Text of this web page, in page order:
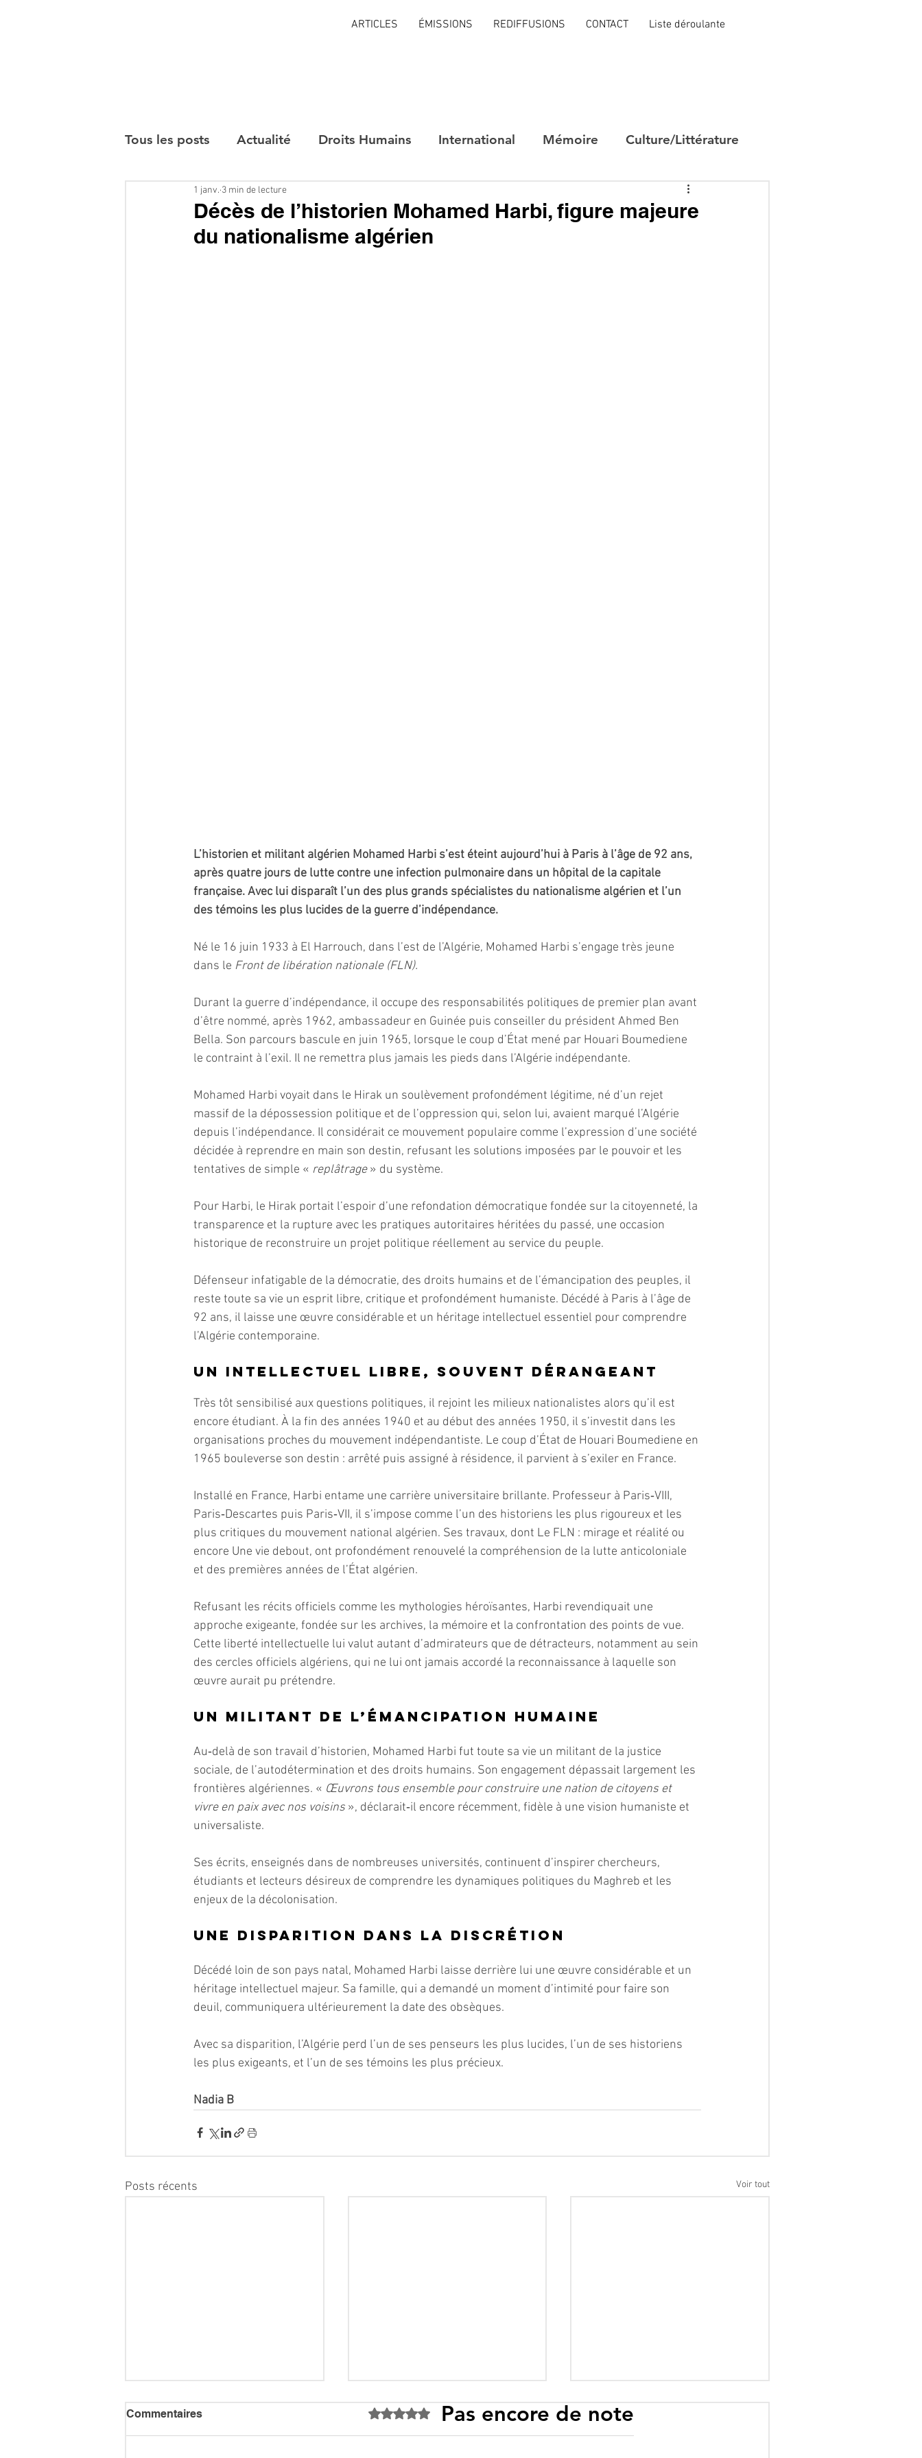
ARTICLES ÉMISSIONS REDIFFUSIONS CONTACT Liste déroulante
Tous les posts Actualité Droits Humains International Mémoire Culture/Littérature
Interviews
Décès de l’historien Mohamed Harbi, figure majeure
du nationalisme algérien
1 janv. 3 min de lecture
L’historien et militant algérien Mohamed Harbi s’est éteint aujourd’hui à Paris à l’âge de 92 ans,
après quatre jours de lutte contre une infection pulmonaire dans un hôpital de la capitale
française. Avec lui disparaît l’un des plus grands spécialistes du nationalisme algérien et l’un
des témoins les plus lucides de la guerre d’indépendance.
Né le 16 juin 1933 à El Harrouch, dans l’est de l’Algérie, Mohamed Harbi s’engage très jeune
dans le Front de libération nationale (FLN).
Durant la guerre d’indépendance, il occupe des responsabilités politiques de premier plan avant
d’être nommé, après 1962, ambassadeur en Guinée puis conseiller du président Ahmed Ben
Bella. Son parcours bascule en juin 1965, lorsque le coup d’État mené par Houari Boumediene
le contraint à l’exil. Il ne remettra plus jamais les pieds dans l’Algérie indépendante.
Mohamed Harbi voyait dans le Hirak un soulèvement profondément légitime, né d’un rejet
massif de la dépossession politique et de l’oppression qui, selon lui, avaient marqué l’Algérie
depuis l’indépendance. Il considérait ce mouvement populaire comme l’expression d’une société
décidée à reprendre en main son destin, refusant les solutions imposées par le pouvoir et les
tentatives de simple « replâtrage » du système.
Pour Harbi, le Hirak portait l’espoir d’une refondation démocratique fondée sur la citoyenneté, la
transparence et la rupture avec les pratiques autoritaires héritées du passé, une occasion
historique de reconstruire un projet politique réellement au service du peuple.
Défenseur infatigable de la démocratie, des droits humains et de l’émancipation des peuples, il
reste toute sa vie un esprit libre, critique et profondément humaniste. Décédé à Paris à l’âge de
92 ans, il laisse une œuvre considérable et un héritage intellectuel essentiel pour comprendre
l’Algérie contemporaine.
Un intellectuel libre, souvent dérangeant
Très tôt sensibilisé aux questions politiques, il rejoint les milieux nationalistes alors qu’il est
encore étudiant. À la fin des années 1940 et au début des années 1950, il s’investit dans les
organisations proches du mouvement indépendantiste. Le coup d’État de Houari Boumediene en
1965 bouleverse son destin : arrêté puis assigné à résidence, il parvient à s’exiler en France.
Installé en France, Harbi entame une carrière universitaire brillante. Professeur à Paris‑VIII,
Paris‑Descartes puis Paris‑VII, il s’impose comme l’un des historiens les plus rigoureux et les
plus critiques du mouvement national algérien. Ses travaux, dont Le FLN : mirage et réalité ou
encore Une vie debout, ont profondément renouvelé la compréhension de la lutte anticoloniale
et des premières années de l’État algérien.
Refusant les récits officiels comme les mythologies héroïsantes, Harbi revendiquait une
approche exigeante, fondée sur les archives, la mémoire et la confrontation des points de vue.
Cette liberté intellectuelle lui valut autant d’admirateurs que de détracteurs, notamment au sein
des cercles officiels algériens, qui ne lui ont jamais accordé la reconnaissance à laquelle son
œuvre aurait pu prétendre.
Un militant de l’émancipation humaine
Au‑delà de son travail d’historien, Mohamed Harbi fut toute sa vie un militant de la justice
sociale, de l’autodétermination et des droits humains. Son engagement dépassait largement les
frontières algériennes. « Œuvrons tous ensemble pour construire une nation de citoyens et
vivre en paix avec nos voisins », déclarait‑il encore récemment, fidèle à une vision humaniste et
universaliste.
Ses écrits, enseignés dans de nombreuses universités, continuent d’inspirer chercheurs,
étudiants et lecteurs désireux de comprendre les dynamiques politiques du Maghreb et les
enjeux de la décolonisation.
Une disparition dans la discrétion
Décédé loin de son pays natal, Mohamed Harbi laisse derrière lui une œuvre considérable et un
héritage intellectuel majeur. Sa famille, qui a demandé un moment d’intimité pour faire son
deuil, communiquera ultérieurement la date des obsèques.
Avec sa disparition, l’Algérie perd l’un de ses penseurs les plus lucides, l’un de ses historiens
les plus exigeants, et l’un de ses témoins les plus précieux.
Nadia B
Posts récents Voir tout
Commentaires Noté 0 étoile sur 5.Pas encore de note